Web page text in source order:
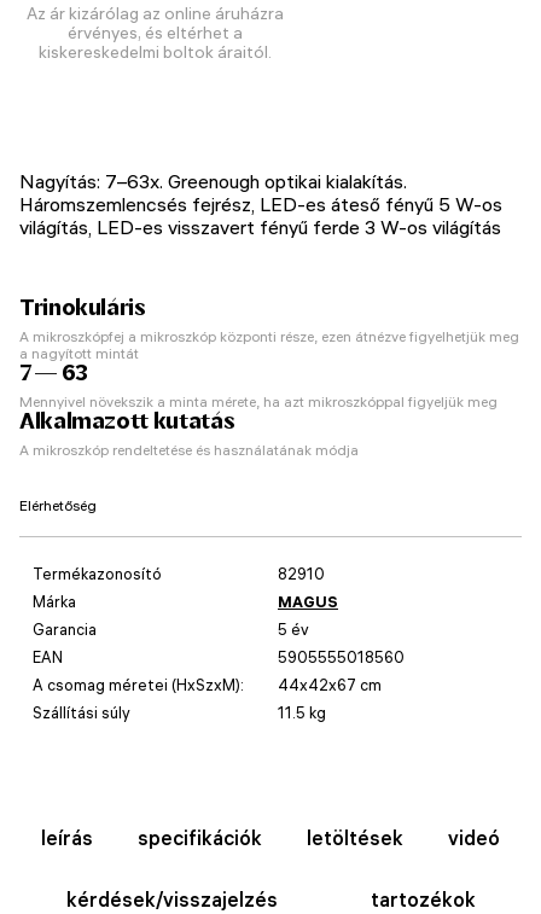
Az ár kizárólag az online áruházra
érvényes, és eltérhet a
kiskereskedelmi boltok áraitól.
Nagyítás: 7–63x. Greenough optikai kialakítás.
Háromszemlencsés fejrész, LED-es áteső fényű 5 W-os
világítás, LED-es visszavert fényű ferde 3 W-os világítás
Trinokuláris
A mikroszkópfej a mikroszkóp központi része, ezen átnézve figyelhetjük meg
a nagyított mintát
7 — 63
Mennyivel növekszik a minta mérete, ha azt mikroszkóppal figyeljük meg
Alkalmazott kutatás
A mikroszkóp rendeltetése és használatának módja
Elérhetőség
Termékazonosító
82910
Márka
MAGUS
Garancia
5 év
EAN
5905555018560
A csomag méretei (HxSzxM):
44x42x67 cm
Szállítási súly
11.5 kg
leírás specifikációk letöltések videó
kérdések/visszajelzés tartozékok